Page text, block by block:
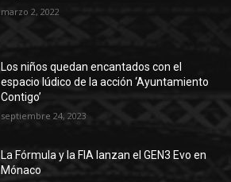
marzo 2, 2022
Los niños quedan encantados con el
espacio lúdico de la acción ‘Ayuntamiento
Contigo’
septiembre 24, 2023
La Fórmula y la FIA lanzan el GEN3 Evo en
Mónaco